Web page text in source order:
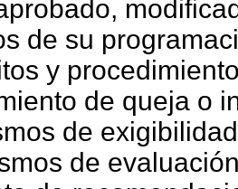
de su
y
de queja o
de
de